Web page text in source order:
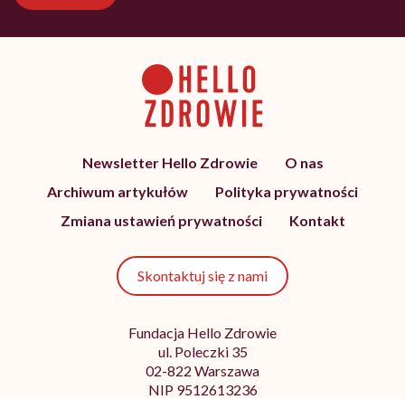
Newsletter Hello Zdrowie
O nas
Archiwum artykułów
Polityka prywatności
Zmiana ustawień prywatności
Kontakt
Skontaktuj się z nami
Fundacja Hello Zdrowie
ul. Poleczki 35
02-822 Warszawa
NIP 9512613236